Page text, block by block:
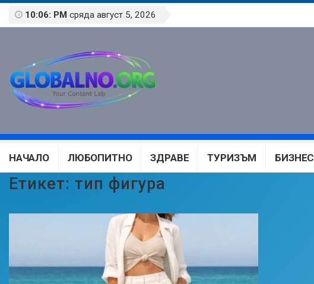
10:06: PM сряда август 5, 2026
НАЧАЛО ЛЮБОПИТНО ЗДРАВЕ ТУРИЗЪМ БИЗНЕС
Етикет: тип фигура